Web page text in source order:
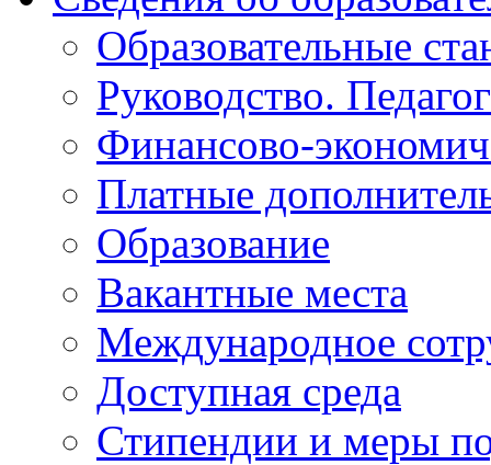
Образовательные
Руководство.
Финансово-
Платные
Образование
Вакантные места
Международное
Доступная среда
Стипендии и меры